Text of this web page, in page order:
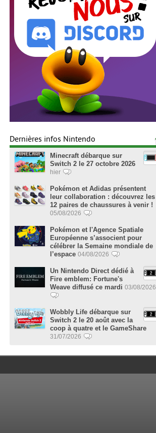
Dernières infos Nintendo
Minecraft débarque sur
Switch 2 le 27 octobre 2026
hier
Pokémon et Adidas présentent
leur collaboration : découvrez les
12 paires de chaussures à venir !
05/08/2026
Pokémon et l'Agence Spatiale
Européenne s’associent pour
célébrer la Semaine mondiale de
l’espace 04/08/2026
Un Nintendo Direct dédié à
Fire emblem: Fortune's
Weave diffusé ce mardi 03/08/2026
Wobbly Life débarque sur
Switch 2 le 20 août avec la
coop à quatre et le GameShare
31/07/2026